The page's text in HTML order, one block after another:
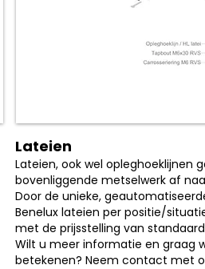
Lateien
Lateien, ook wel opleghoeklijnen
bovenliggende metselwerk af
Door de unieke,
Benelux lateien per positie/
met de prijsstelling van
Wilt u meer informatie en graag
betekenen? Neem contact met